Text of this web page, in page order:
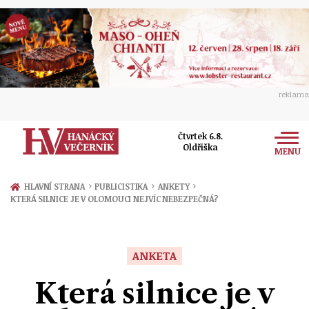
reklama
Čtvrtek 6.8.
Oldřiška
MENU
Zprávy
Přerov
Ekonomika
Ženy
Sport
HLAVNÍ STRANA › PUBLICISTIKA › ANKETY ›
KTERÁ SILNICE JE V OLOMOUCI NEJVÍC NEBEZPEČNÁ?
ANKETA
Která silnice je v